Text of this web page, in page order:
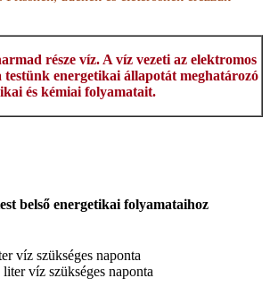
része víz. A víz vezeti az elektromos
energetikai állapotát meghatározó
és kémiai folyamatait.
belső energetikai folyamataihoz
víz szükséges naponta
víz szükséges naponta